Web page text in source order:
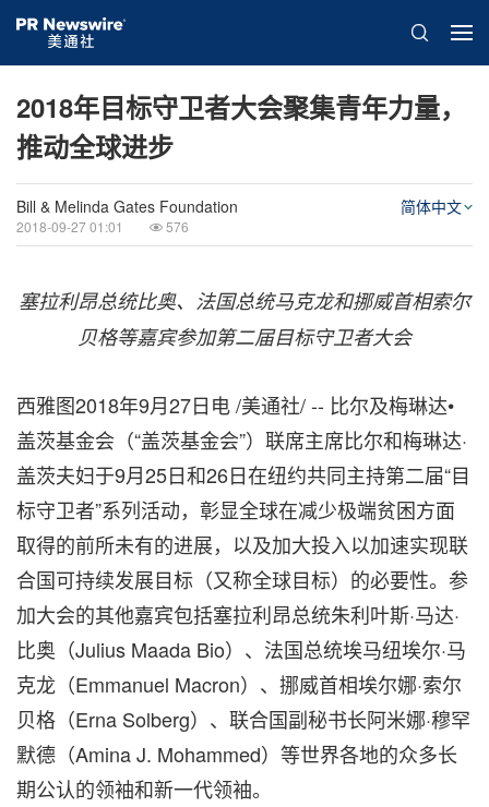
2018年目标守卫者大会聚集青年力量，
推动全球进步
Bill & Melinda Gates Foundation
2018-09-27 01:01 576
简体中文
塞拉利昂总统比奥、法国总统马克龙和挪威首相索尔
贝格等嘉宾参加第二届目标守卫者大会
西雅图2018年9月27日电 /美通社/ -- 比尔及梅琳达•
盖茨基金会（“盖茨基金会”）联席主席比尔和梅琳达·
盖茨夫妇于9月25日和26日在纽约共同主持第二届“目
标守卫者”系列活动，彰显全球在减少极端贫困方面
取得的前所未有的进展，以及加大投入以加速实现联
合国可持续发展目标（又称全球目标）的必要性。参
加大会的其他嘉宾包括塞拉利昂总统朱利叶斯·马达·
比奥（Julius Maada Bio）、法国总统埃马纽埃尔·马
克龙（Emmanuel Macron）、挪威首相埃尔娜·索尔
贝格（Erna Solberg）、联合国副秘书长阿米娜·穆罕
默德（Amina J. Mohammed）等世界各地的众多长
期公认的领袖和新一代领袖。